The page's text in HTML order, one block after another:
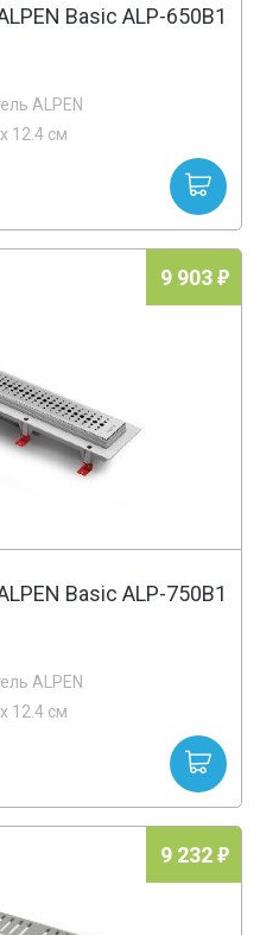
Basic ALP-650B1
ALPEN
12.4 см
9 903
Basic ALP-750B1
ALPEN
12.4 см
9 232